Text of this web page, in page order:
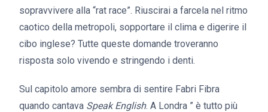
sopravvivere alla “rat race”. Riuscirai a farcela nel ritmo
caotico della metropoli, sopportare il clima e digerire il
cibo inglese? Tutte queste domande troveranno
risposta solo vivendo e stringendo i denti.
Sul capitolo amore sembra di sentire Fabri Fibra
quando cantava Speak English. A Londra ” è tutto più